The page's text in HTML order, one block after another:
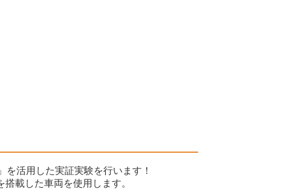
活用した実証実験を行います！
載した車両を使用します。